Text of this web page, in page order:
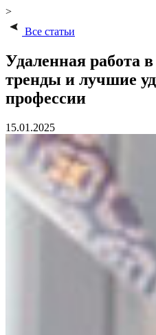
>
Все статьи
Удаленная работа
тренды и лучшие
профессии
15.01.2025